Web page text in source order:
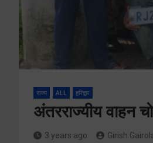
राज्य ALL हरिद्वार
अंतरराज्यीय वाहन
3 years ago Girish